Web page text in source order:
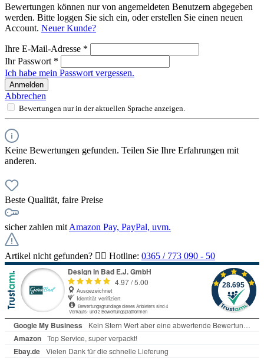
Bewertungen können nur von angemeldeten Benutzern abgegeben
werden. Bitte loggen Sie sich ein, oder erstellen Sie einen neuen
Account. Neuer Kunde?
Ihre E-Mail-Adresse *
Ihr Passwort *
Ich habe mein Passwort vergessen.
Anmelden
Abbrechen
Bewertungen nur in der aktuellen Sprache anzeigen.
Keine Bewertungen gefunden. Teilen Sie Ihre Erfahrungen mit
anderen.
Beste Qualität, faire Preise
sicher zahlen mit Amazon Pay, PayPal, uvm.
Artikel nicht gefunden? 👉🏻 Hotline: 0365 / 773 090 - 50